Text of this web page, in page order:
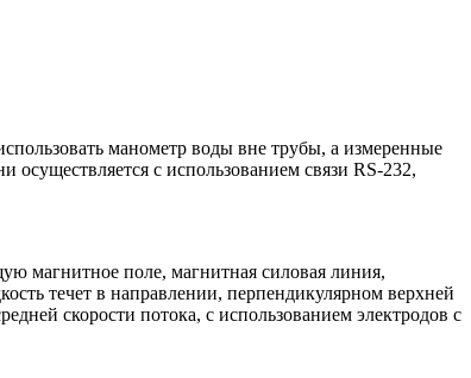
манометр воды вне трубы, а измеренные
с использованием связи RS-232,
магнитное поле, магнитная силовая линия,
течет в направлении, перпендикулярном верхней
скорости потока, с использованием электродов с